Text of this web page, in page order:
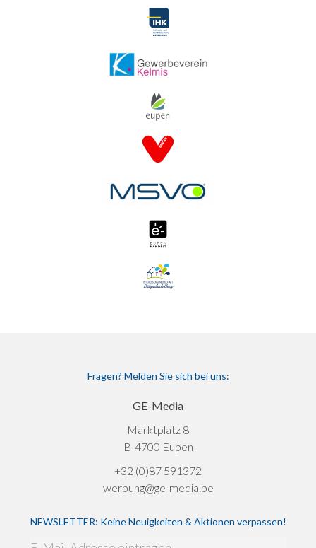
Fragen? Melden Sie sich bei uns:
GE-Media
Marktplatz 8
B-4700 Eupen
+32 (0)87 591372
werbung@ge-media.be
NEWSLETTER: Keine Neuigkeiten & Aktionen verpassen!